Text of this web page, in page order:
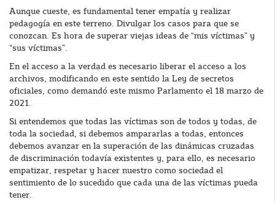
Aunque cueste, es fundamental tener empatía y realizar
pedagogía en este terreno. Divulgar los casos para que se
conozcan. Es hora de superar viejas ideas de “mis víctimas” y
“sus víctimas”.
En el acceso a la verdad es necesario liberar el acceso a los
archivos, modificando en este sentido la Ley de secretos
oficiales, como demandó este mismo Parlamento el 18 marzo de
2021.
Si entendemos que todas las víctimas son de todos y todas, de
toda la sociedad, si debemos ampararlas a todas, entonces
debemos avanzar en la superación de las dinámicas cruzadas
de discriminación todavía existentes y, para ello, es necesario
empatizar, respetar y hacer nuestro como sociedad el
sentimiento de lo sucedido que cada una de las víctimas pueda
tener.